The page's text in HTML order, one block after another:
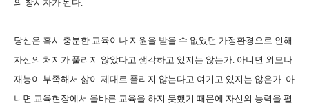
의 창시자가 된다.
당신은 혹시 충분한 교육이나 지원을 받을 수 없었던 가정환경으로 인해
자신의 처지가 풀리지 않았다고 생각하고 있지는 않는가. 아니면 외모나
재능이 부족해서 삶이 제대로 풀리지 않는다고 여기고 있지는 않은가. 아
니면 교육현장에서 올바른 교육을 하지 못했기 때문에 자신의 능력을 펼